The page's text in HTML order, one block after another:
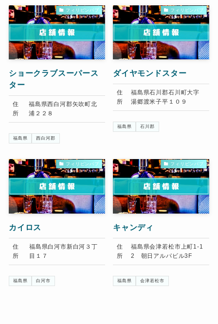
フィリピンパブ
ショークラブスーパース
ター
住
所
福島県西白河郡矢吹町北
浦２２８
福島県 西白河郡
フィリピンパブ
ダイヤモンドスター
住
所
福島県石川郡石川町大字
湯郷渡米子平１０９
福島県 石川郡
フィリピンパブ
カイロス
住
所
福島県白河市新白河３丁
目１７
福島県 白河市
フィリピンパブ
キャンディ
住
所
福島県会津若松市上町1-1
2 朝日アルパビル3F
福島県 会津若松市